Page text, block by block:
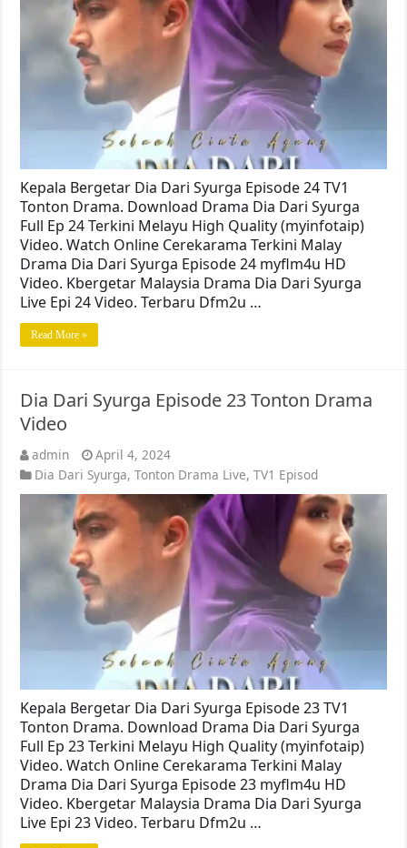
Kepala Bergetar Dia Dari Syurga Episode 24 TV1
Tonton Drama. Download Drama Dia Dari Syurga
Full Ep 24 Terkini Melayu High Quality (myinfotaip)
Video. Watch Online Cerekarama Terkini Malay
Drama Dia Dari Syurga Episode 24 myflm4u HD
Video. Kbergetar Malaysia Drama Dia Dari Syurga
Live Epi 24 Video. Terbaru Dfm2u …
Read More »
Dia Dari Syurga Episode 23 Tonton Drama
Video
admin
April 4, 2024
Dia Dari Syurga,Tonton Drama Live,TV1 Episod
Kepala Bergetar Dia Dari Syurga Episode 23 TV1
Tonton Drama. Download Drama Dia Dari Syurga
Full Ep 23 Terkini Melayu High Quality (myinfotaip)
Video. Watch Online Cerekarama Terkini Malay
Drama Dia Dari Syurga Episode 23 myflm4u HD
Video. Kbergetar Malaysia Drama Dia Dari Syurga
Live Epi 23 Video. Terbaru Dfm2u …